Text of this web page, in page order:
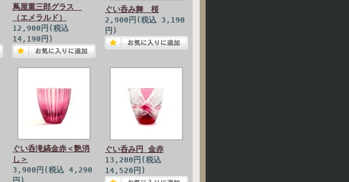
蔦屋重三郎グラス
（エメラルド）
12,900円(税込
14,190円)
ぐい呑み舞 桜
2,900円(税込 3,190
円)
ぐい呑滝縞金赤＜艶消
し＞
3,900円(税込 4,290
ぐい呑み円 金赤
13,200円(税込
14,520円)